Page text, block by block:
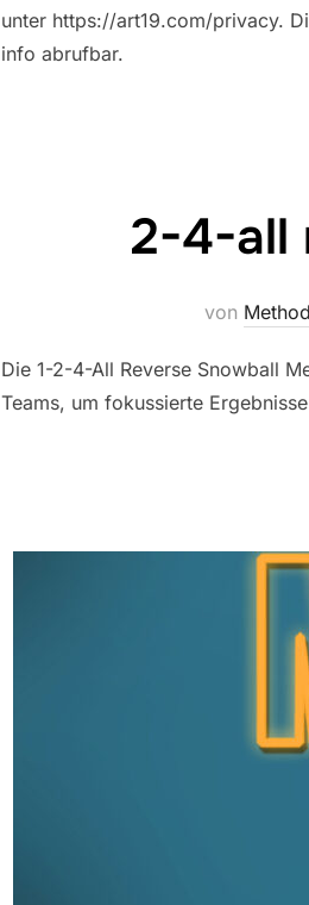
unter https://art19.com/privacy.
info abrufbar.
2-4-all
von
Die 1-2-4-All Reverse Snowball
Teams, um fokussierte